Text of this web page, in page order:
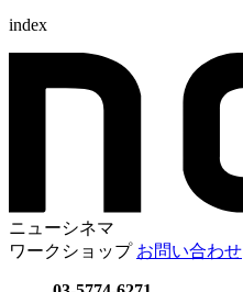
index
ニューシネマ
ワークショップ お問い合わせ